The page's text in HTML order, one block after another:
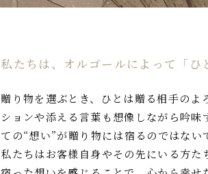
私たちは、オルゴールによって「ひ
贈り物を選ぶとき、ひとは贈る相手のよ
ションや添える言葉も想像しながら吟
ての“想い”が贈り物には宿るのではない
私たちはお客様自身やその先にいる方